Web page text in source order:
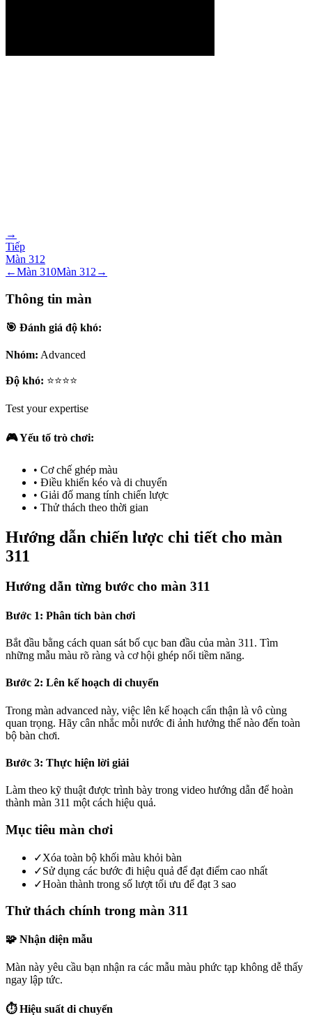
→
Tiếp
Màn 312
←Màn 310Màn 312 →
Thông tin màn
🎯 Đánh giá độ khó:
Nhóm: Advanced
Độ khó: ⭐⭐⭐⭐
Test your expertise
🎮 Yếu tố trò chơi:
• Cơ chế ghép màu
• Điều khiển kéo và di chuyển
• Giải đố mang tính chiến lược
• Thử thách theo thời gian
Hướng dẫn chiến lược chi tiết cho màn
311
Hướng dẫn từng bước cho màn 311
Bước 1: Phân tích bàn chơi
Bắt đầu bằng cách quan sát bố cục ban đầu của màn 311. Tìm
những mẫu màu rõ ràng và cơ hội ghép nối tiềm năng.
Bước 2: Lên kế hoạch di chuyển
Trong màn advanced này, việc lên kế hoạch cẩn thận là vô cùng
quan trọng. Hãy cân nhắc mỗi nước đi ảnh hưởng thế nào đến toàn
bộ bàn chơi.
Bước 3: Thực hiện lời giải
Làm theo kỹ thuật được trình bày trong video hướng dẫn để hoàn
thành màn 311 một cách hiệu quả.
Mục tiêu màn chơi
✓Xóa toàn bộ khối màu khỏi bàn
✓Sử dụng các bước đi hiệu quả để đạt điểm cao nhất
✓Hoàn thành trong số lượt tối ưu để đạt 3 sao
Thử thách chính trong màn 311
🧩 Nhận diện mẫu
Màn này yêu cầu bạn nhận ra các mẫu màu phức tạp không dễ thấy
ngay lập tức.
⏱️ Hiệu suất di chuyển